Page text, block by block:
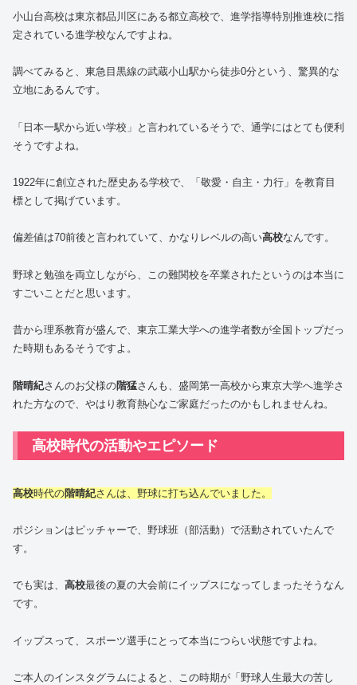
小山台高校は東京都品川区にある都立高校で、進学指導特別推進校に指
定されている進学校なんですよね。
調べてみると、東急目黒線の武蔵小山駅から徒歩0分という、驚異的な
立地にあるんです。
「日本一駅から近い学校」と言われているそうで、通学にはとても便利
そうですよね。
1922年に創立された歴史ある学校で、「敬愛・自主・力行」を教育目
標として掲げています。
偏差値は70前後と言われていて、かなりレベルの高い高校なんです。
野球と勉強を両立しながら、この難関校を卒業されたというのは本当に
すごいことだと思います。
昔から理系教育が盛んで、東京工業大学への進学者数が全国トップだっ
た時期もあるそうですよ。
階晴紀さんのお父様の階猛さんも、盛岡第一高校から東京大学へ進学さ
れた方なので、やはり教育熱心なご家庭だったのかもしれませんね。
高校時代の活動やエピソード
高校時代の階晴紀さんは、野球に打ち込んでいました。
ポジションはピッチャーで、野球班（部活動）で活動されていたんで
す。
でも実は、 高校最後の夏の大会前にイップスになってしまったそうなん
です。
イップスって、スポーツ選手にとって本当につらい状態ですよね。
ご本人のインスタグラムによると、この時期が「野球人生最大の苦し